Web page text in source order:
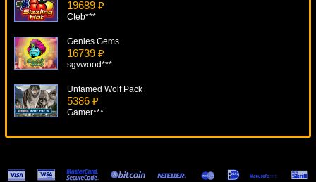
19689 ₽
Cteb***
Genies Gems
16739 ₽
sgvwood***
Untamed Wolf Pack
5386 ₽
Gamer***
Fantastic Four